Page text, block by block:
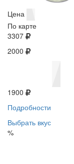
Цена
По карте
3307
2000
1900
Подробности
Выбрать вкус
%